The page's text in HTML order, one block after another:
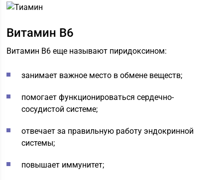
Витамин В6
Витамин В6 еще называют пиридоксином:
занимает важное место в обмене веществ;
помогает функционироваться сердечно-
сосудистой системе;
отвечает за правильную работу эндокринной
системы;
повышает иммунитет;